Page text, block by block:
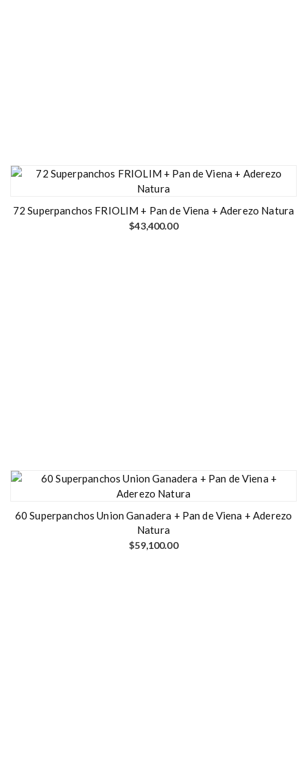
72 Superpanchos FRIOLIM + Pan de Viena + Aderezo Natura
$43,400.00
60 Superpanchos Union Ganadera + Pan de Viena + Aderezo
Natura
$59,100.00